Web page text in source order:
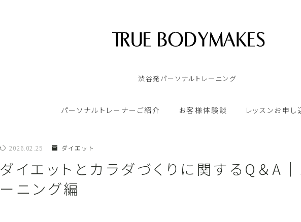
渋谷発パーソナルトレーニング
パーソナルトレーナーご紹介 お客様体験談 レッスンお申し
オンラインパーソナルトレーニング
2026.02.25 ダイエット
ダイエットとカラダづくりに関するQ＆A
ーニング編